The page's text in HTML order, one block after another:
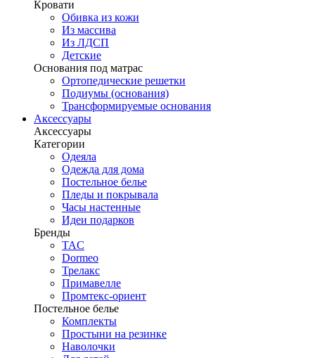
Кровати
Обивка из кожи
Из массива
Из ЛДСП
Детские
Основания под матрас
Ортопедические решетки
Подиумы (основания)
Трансформируемые основания
Аксессуары
Аксессуары
Категории
Одеяла
Одежда для дома
Постельное белье
Пледы и покрывала
Часы настенные
Идеи подарков
Бренды
TAC
Dormeo
Трелакс
Примавелле
Промтекс-ориент
Постельное белье
Комплекты
Простыни на резинке
Наволочки